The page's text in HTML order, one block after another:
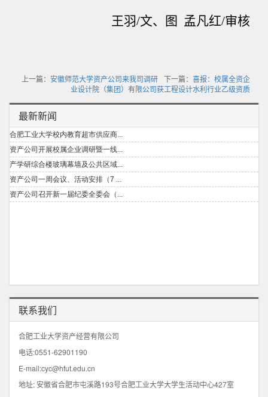
王羽/文、图 孟凡红/审核
上一篇： 安徽师范大学资产公司来我司调研 下一篇： 喜报：校属全资企
业设计院（集团）有限公司获工程设计水利行业乙级资质
最新新闻
联系我们
合肥工业大学资产经营有限公司
电话:0551-62901190
E-mail:cyc@hfut.edu.cn
地址: 安徽省合肥市屯溪路193号合肥工业大学大学生活动中心427室